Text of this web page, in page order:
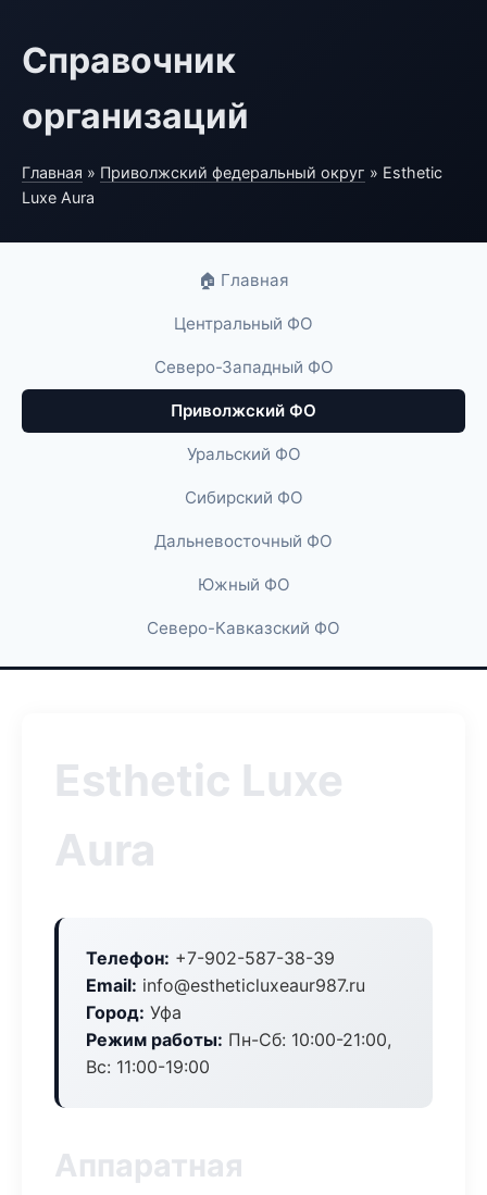
Справочник
организаций
Главная » Приволжский федеральный округ » Esthetic
Luxe Aura
🏠 Главная
Центральный ФО
Северо-Западный ФО
Приволжский ФО
Уральский ФО
Сибирский ФО
Дальневосточный ФО
Южный ФО
Северо-Кавказский ФО
Esthetic Luxe
Aura
Телефон: +7-902-587-38-39
Email: info@estheticluxeaur987.ru
Город: Уфа
Режим работы: Пн-Сб: 10:00-21:00,
Вс: 11:00-19:00
Аппаратная